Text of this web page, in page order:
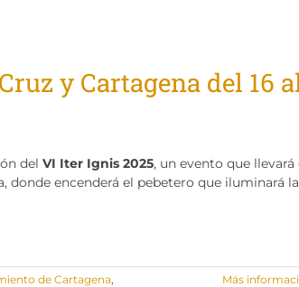
y Cartagena del 16
del VI Iter Ignis 2025, un evento que llevará
donde encenderá el pebetero que iluminará
de Cartagena,
Más